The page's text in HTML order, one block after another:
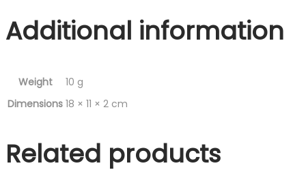
Additional information
Weight
10 g
Dimensions 18 × 11 × 2 cm
Related products